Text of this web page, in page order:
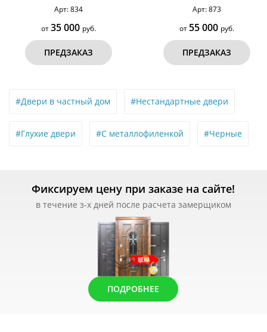
Арт: 834
от35 000 руб.
ПРЕДЗАКАЗ
№8)
Арт: 873
от 55 000 руб.
ПРЕДЗАКАЗ
#Двери в частный дом #Нестандартные двери
#Глухие двери #С металлофиленкой #Черные
Фиксируем цену при заказе на сайте!
в течение з-х дней после расчета замерщиком
ПОДРОБНЕЕ